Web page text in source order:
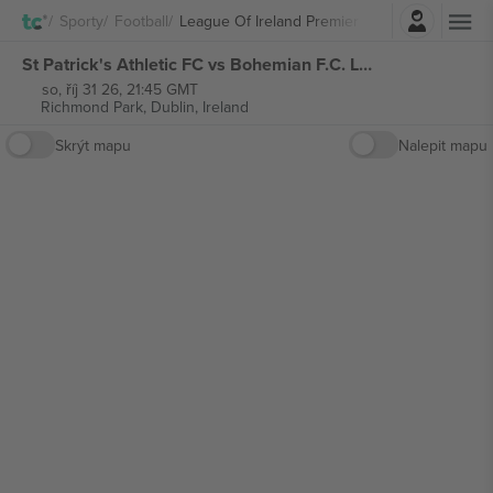
Sporty Football League Of Ireland Premier Division
Přihlásit se
St Patrick's Athletic FC vs Bohemian F.C. League of Ireland Premier Division vstupenek
so, říj 31 26, 21:45 GMT
Richmond Park, Dublin, Ireland
Skrýt mapu
Nalepit mapu